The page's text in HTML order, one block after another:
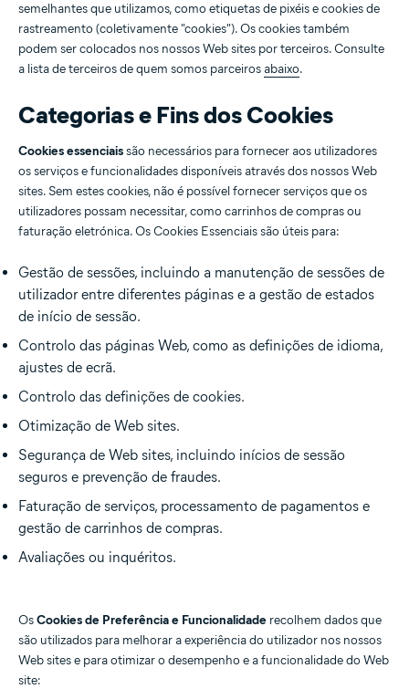
semelhantes que utilizamos, como etiquetas de pixéis e cookies de
rastreamento (coletivamente "cookies"). Os cookies também
podem ser colocados nos nossos Web sites por terceiros. Consulte
a lista de terceiros de quem somos parceiros abaixo.
Categorias e Fins dos Cookies
Cookies essenciaissão necessários para fornecer aos utilizadores
os serviços e funcionalidades disponíveis através dos nossos Web
sites. Sem estes cookies, não é possível fornecer serviços que os
utilizadores possam necessitar, como carrinhos de compras ou
faturação eletrónica. Os Cookies Essenciais são úteis para:
Gestão de sessões, incluindo a manutenção de sessões de
utilizador entre diferentes páginas e a gestão de estados
de início de sessão.
Controlo das páginas Web, como as definições de idioma,
ajustes de ecrã.
Controlo das definições de cookies.
Otimização de Web sites.
Segurança de Web sites, incluindo inícios de sessão
seguros e prevenção de fraudes.
Faturação de serviços, processamento de pagamentos e
gestão de carrinhos de compras.
Avaliações ou inquéritos.
OsCookies de Preferência e Funcionalidade recolhem dados que
são utilizados para melhorar a experiência do utilizador nos nossos
Web sites e para otimizar o desempenho e a funcionalidade do Web
site: